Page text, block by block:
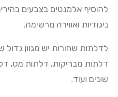
להוסיף אלמנטים בצבעים
ניגודיות ואווירה מרשימה.
לדלתות שחורות יש מגוון גדול
דלתות מבריקות, דלתות מט,
שונים ועוד.